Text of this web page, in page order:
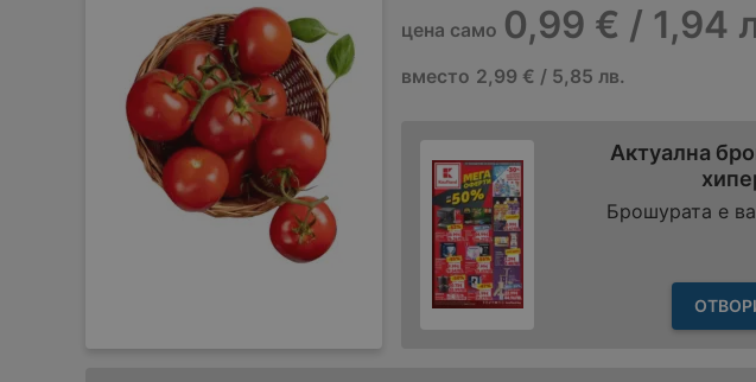
цена само 0,99 € / 1,94
вместо 2,99 € / 5,85 лв.
Актуална
Брошурата е